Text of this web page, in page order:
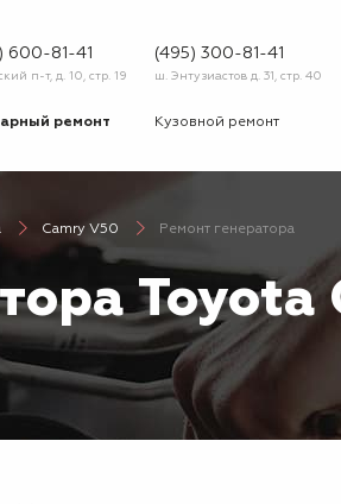
600-81-41
п-т, д. 10, стр. 19
(495) 300-81-41
ш. Энтузиастов д. 31, стр. 40
ремонт Кузовной ремонт
ответ
клиентам
Вакансии
Camry V50 Ремонт генератора
Toyota